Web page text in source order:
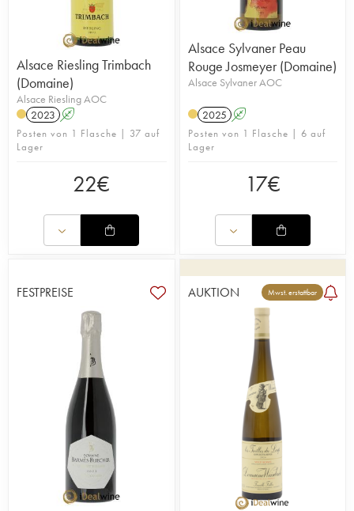
Alsace Riesling Trimbach
(Domaine)
Alsace Riesling AOC
2023 A
Posten von 1 Flasche | 37 auf
Lager
22€
Alsace Sylvaner Peau
Rouge Josmeyer (Domaine)
Alsace Sylvaner AOC
2025 A
Posten von 1 Flasche | 6 auf
Lager
17€
FESTPREISE AUKTION Mwst. erstattbar